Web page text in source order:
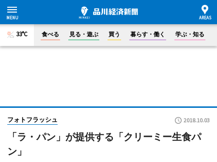
33°C 食べる 見る・遊ぶ 買う 暮らす・働く 学ぶ・知る
フォトフラッシュ 2018.10.03
「ラ・パン」が提供する「クリーミー生食パ
ン」